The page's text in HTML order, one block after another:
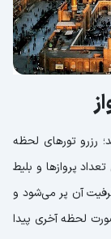
رزرو تورهای لحظه
پروازها و بلیط
آن پر می‌شود و
لحظه آخری پیدا